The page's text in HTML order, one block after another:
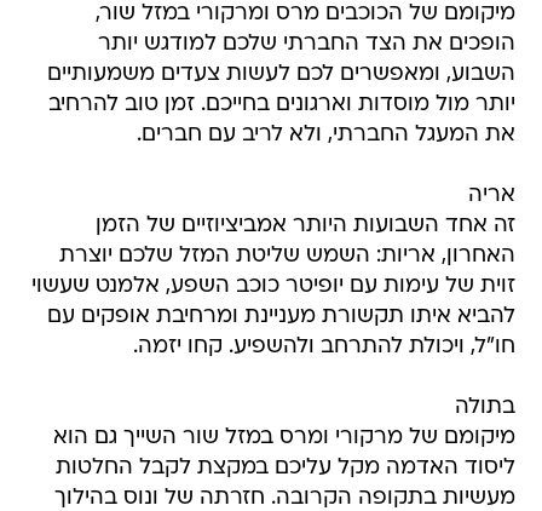
מיקומם של הכוכבים מרס ומרקורי במזל שור,
הופכים את הצד החברתי שלכם למודגש יותר
השבוע, ומאפשרים לכם לעשות צעדים משמעותיים
יותר מול מוסדות וארגונים בחייכם. זמן טוב להרחיב
את המעגל החברתי, ולא לריב עם חברים.
אריה
זה אחד השבועות היותר אמביציוזיים של הזמן
האחרון, אריות: השמש שליטת המזל שלכם יוצרת
זוית של עימות עם יופיטר כוכב השפע, אלמנט שעשוי
להביא איתו תקשורת מעניינת ומרחיבת אופקים עם
חו"ל, ויכולת להתרחב ולהשפיע. קחו יזמה.
בתולה
מיקומם של מרקורי ומרס במזל שור השייך גם הוא
ליסוד האדמה מקל עליכם במקצת לקבל החלטות
מעשיות בתקופה הקרובה. חזרתה של ונוס בהילוך